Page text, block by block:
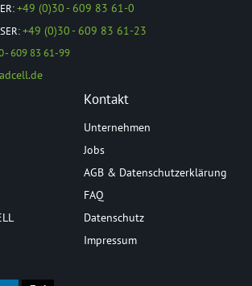
+49 (0)30 - 609 83 61-0
+49 (0)30 - 609 83 61-23
- 609 83 61-99
Kontakt
Unternehmen
Jobs
AGB & Datenschutzerklärung
FAQ
Datenschutz
Impressum